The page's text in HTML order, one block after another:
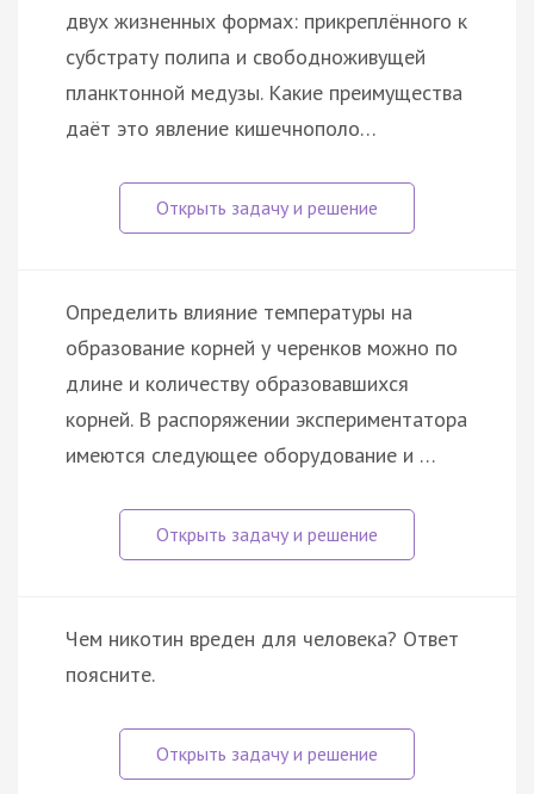
двух жизненных формах: прикреплённого к
субстрату полипа и свободноживущей
планктонной медузы. Какие преимущества
даёт это явление кишечнополо…
Определить влияние температуры на
образование корней у черенков можно по
длине и количеству образовавшихся
корней. В распоряжении экспериментатора
имеются следующее оборудование и …
Чем никотин вреден для человека? Ответ
поясните.